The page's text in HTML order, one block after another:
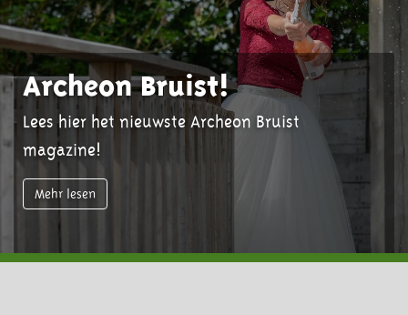
Archeon Bruist!
Lees hier het nieuwste Archeon Bruist
magazine!
Mehr lesen